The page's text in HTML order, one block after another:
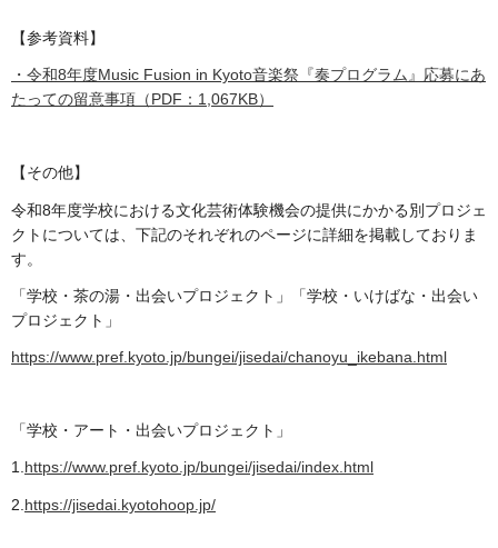
【参考資料】
・ 令和8年度Music Fusion in Kyoto音楽祭『奏プログラム』応募にあ
たっての留意事項（PDF：1,067KB）
【その他】
令和8年度学校における文化芸術体験機会の提供にかかる別プロジェ
クトについては、下記のそれぞれのページに詳細を掲載しておりま
す。
「学校・茶の湯・出会いプロジェクト」「学校・いけばな・出会い
プロジェクト」
https://www.pref.kyoto.jp/bungei/jisedai/chanoyu_ikebana.html
「学校・アート・出会いプロジェクト」
1.https://www.pref.kyoto.jp/bungei/jisedai/index.html
2. https://jisedai.kyotohoop.jp/